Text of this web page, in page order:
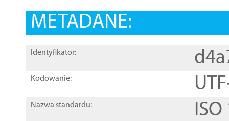
METADANE:
Identyfikator:
Kodowanie:
Nazwa standardu: